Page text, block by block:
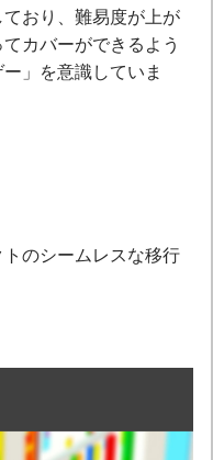
おり、難易度が上が
カバーができるよう
」を意識していま
トのシームレスな移行